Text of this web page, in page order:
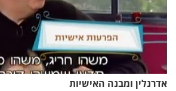
אדרנלין ומבנה האישיות